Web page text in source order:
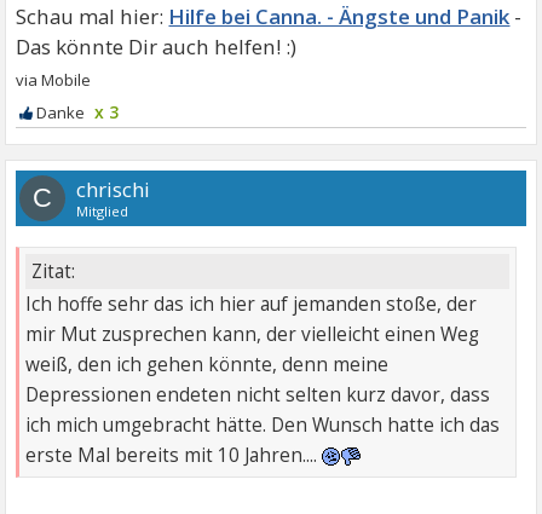
Hilfe bei Canna. - Ängste und Panik
x 3
C chrischi
Mitglied
Zitat:
Ich hoffe sehr das ich hier auf jemanden stoße, der
mir Mut zusprechen kann, der vielleicht einen Weg
weiß, den ich gehen könnte, denn meine
Depressionen endeten nicht selten kurz davor, dass
ich mich umgebracht hätte. Den Wunsch hatte ich das
erste Mal bereits mit 10 Jahren....